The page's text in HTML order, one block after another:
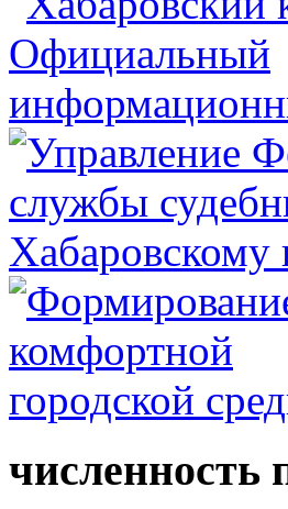
численность